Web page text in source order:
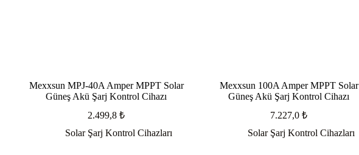
Mexxsun MPJ-40A Amper MPPT Solar
Güneş Akü Şarj Kontrol Cihazı
2.499,8₺
Solar Şarj Kontrol Cihazları
Mexxsun 100A Amper MPPT Solar
Güneş Akü Şarj Kontrol Cihazı
7.227,0₺
Solar Şarj Kontrol Cihazları